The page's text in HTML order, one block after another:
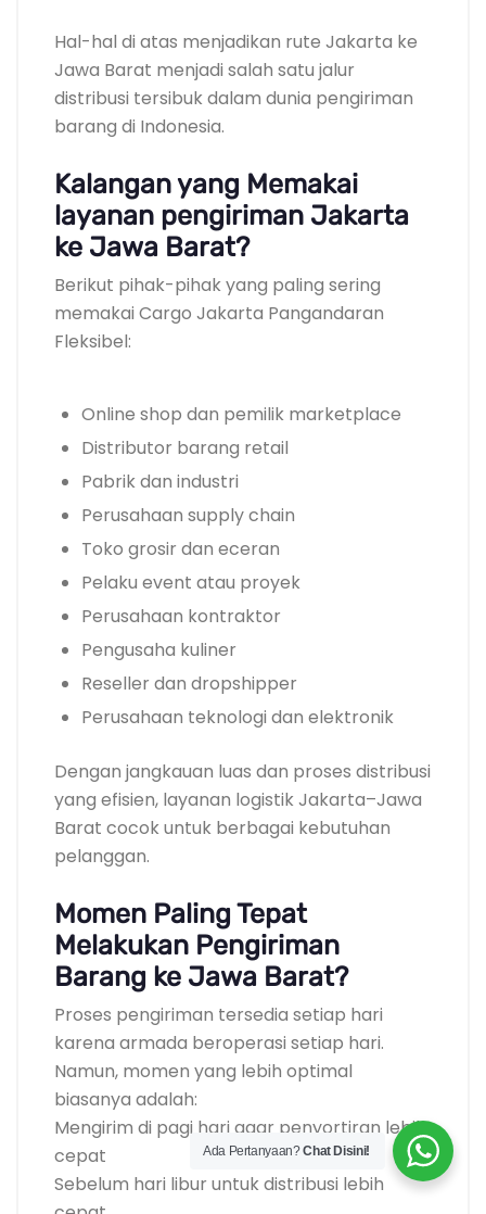
Hal-hal di atas menjadikan rute Jakarta ke
Jawa Barat menjadi salah satu jalur
distribusi tersibuk dalam dunia pengiriman
barang di Indonesia.
Kalangan yang Memakai
layanan pengiriman Jakarta
ke Jawa Barat?
Berikut pihak-pihak yang paling sering
memakai Cargo Jakarta Pangandaran
Fleksibel:
Online shop dan pemilik marketplace
Distributor barang retail
Pabrik dan industri
Perusahaan supply chain
Toko grosir dan eceran
Pelaku event atau proyek
Perusahaan kontraktor
Pengusaha kuliner
Reseller dan dropshipper
Perusahaan teknologi dan elektronik
Dengan jangkauan luas dan proses distribusi
yang efisien, layanan logistik Jakarta–Jawa
Barat cocok untuk berbagai kebutuhan
pelanggan.
Momen Paling Tepat
Melakukan Pengiriman
Barang ke Jawa Barat?
Proses pengiriman tersedia setiap hari
karena armada beroperasi setiap hari.
Namun, momen yang lebih optimal
biasanya adalah:
Mengirim di pagi hari agar penyortiran lebih
cepat
Sebelum hari libur untuk distribusi lebih
Ada Pertanyaan?Chat Disini!